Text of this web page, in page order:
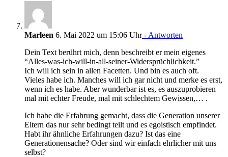
Marleen 6. Mai 2022 um 15:06 Uhr- Antworten
Dein Text berührt mich, denn beschreibt er mein eigenes
“Alles-was-ich-will-in-all-seiner-Widersprüchlichkeit.”
Ich will ich sein in allen Facetten. Und bin es auch oft.
Vieles habe ich. Manches will ich gar nicht und merke es erst,
wenn ich es habe. Aber wunderbar ist es, es auszuprobieren
mal mit echter Freude, mal mit schlechtem Gewissen,… .
Ich habe die Erfahrung gemacht, dass die Generation unserer
Eltern das nur sehr bedingt teilt und es egoistisch empfindet.
Habt ihr ähnliche Erfahrungen dazu? Ist das eine
Generationensache? Oder sind wir einfach ehrlicher mit uns
selbst?